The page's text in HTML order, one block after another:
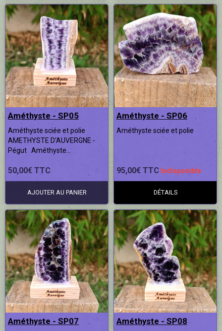
Améthyste - SP05
Améthyste sciée et polie
AMETHYSTE D'AUVERGNE -
Pégut Améthyste...
50,00€ TTC
AJOUTER AU PANIER
Améthyste - SP06
Améthyste sciée et polie
95,00€ TTC Indisponible
DÉTAILS
Améthyste - SP07 Améthyste - SP08